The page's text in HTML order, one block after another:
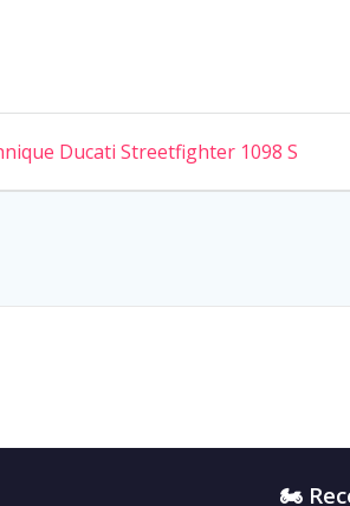
Ducati Streetfighter 1098 S
🏍️